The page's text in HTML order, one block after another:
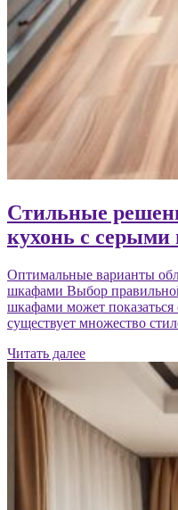
Стильные
кухонь с
Оптимальные варианты
шкафами Выбор
шкафами может
существует множество
Читать далее